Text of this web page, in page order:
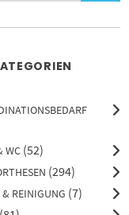
WC (52)
(294)
REINIGUNG (7)